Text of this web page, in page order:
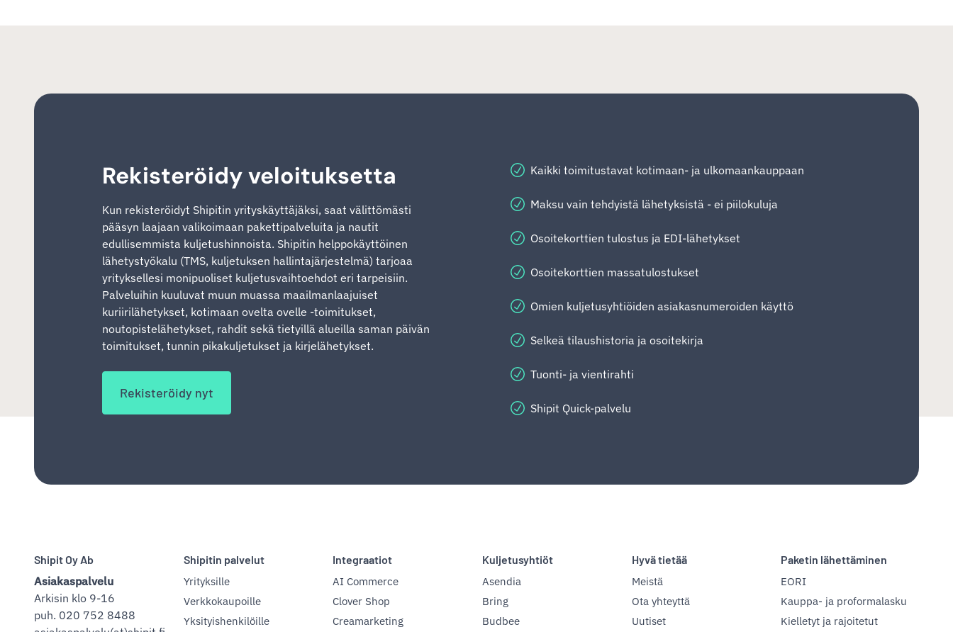
Rekisteröidy veloituksetta
Kun rekisteröidyt Shipitin yrityskäyttäjäksi, saat välittömästi
pääsyn laajaan valikoimaan pakettipalveluita ja nautit
edullisemmista kuljetushinnoista. Shipitin helppokäyttöinen
lähetystyökalu (TMS, kuljetuksen hallintajärjestelmä) tarjoaa
yrityksellesi monipuoliset kuljetusvaihtoehdot eri tarpeisiin.
Palveluihin kuuluvat muun muassa maailmanlaajuiset
kuriirilähetykset, kotimaan ovelta ovelle -toimitukset,
noutopistelähetykset, rahdit sekä tietyillä alueilla saman päivän
toimitukset, tunnin pikakuljetukset ja kirjelähetykset.
Rekisteröidy nyt
Kaikki toimitustavat kotimaan- ja ulkomaankauppaan
Maksu vain tehdyistä lähetyksistä - ei piilokuluja
Osoitekorttien tulostus ja EDI-lähetykset
Osoitekorttien massatulostukset
Omien kuljetusyhtiöiden asiakasnumeroiden käyttö
Selkeä tilaushistoria ja osoitekirja
Tuonti- ja vientirahti
Shipit Quick-palvelu
Shipit Oy Ab
Asiakaspalvelu
Arkisin klo 9-16
puh. 020 752 8488
Shipitin palvelut
Yrityksille
Verkkokaupoille
Yksityishenkilöille
Integraatiot
AI Commerce
Clover Shop
Creamarketing
Kuljetusyhtiöt
Asendia
Bring
Budbee
Hyvä tietää
Meistä
Ota yhteyttä
Uutiset
Paketin lähettäminen
EORI
Kauppa- ja proformalasku
Kielletyt ja rajoitetut